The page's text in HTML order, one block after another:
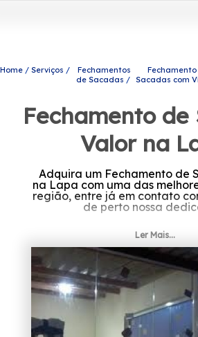
Home Serviços
Fechamentos
de Sacadas
Sacadas com
Fechamento de
Valor na
Adquira um Fechamento de
na Lapa com uma das
região, entre já em contato
de perto nossa
Tem interesse em
valor na Lapa? Saiba que
Vidros é possível solicitar
envidraçamento de sacadas,
vidro, entre outras opções
serviços da área de
Com nossos serviços você
que almeja, fale
Ler Mais...